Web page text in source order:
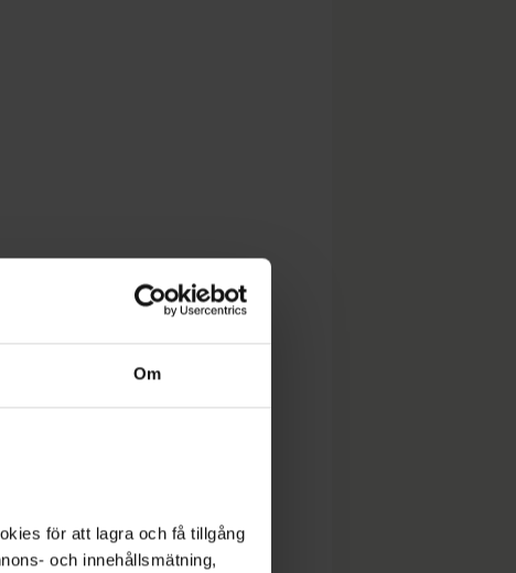
Om
för att lagra och få tillgång
och innehållsmätning,